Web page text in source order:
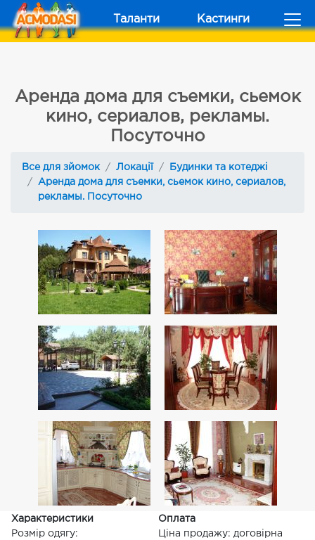
Таланти Кастинги
Аренда дома для съемки, сьемок
кино, сериалов, рекламы.
Посуточно
Все для зйомок Локації
Будинки та котеджі
Аренда дома для съемки, сьемок кино, сериалов,
рекламы. Посуточно
Характеристики
Розмір одягу:
Оплата
Ціна продажу: договірна